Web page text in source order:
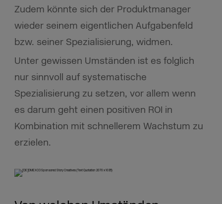
Zudem könnte sich der Produktmanager
wieder seinem eigentlichen Aufgabenfeld
bzw. seiner Spezialisierung, widmen.
Unter gewissen Umständen ist es folglich
nur sinnvoll auf systematische
Spezialisierung zu setzen, vor allem wenn
es darum geht einen positiven ROI in
Kombination mit schnellerem Wachstum zu
erzielen.